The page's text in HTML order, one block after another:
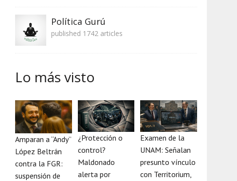
Política Gurú
published 1742 articles
Lo más visto
Amparan a “Andy”
López Beltrán
contra la FGR:
suspensión de
¿Protección o
control?
Maldonado
alerta por
Examen de la
UNAM: Señalan
presunto vínculo
con Territorium,